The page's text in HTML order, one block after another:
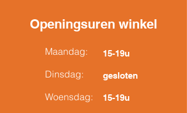
Openingsuren winkel
Maandag:
Dinsdag:
Woensdag:
15-19u
gesloten
15-19u